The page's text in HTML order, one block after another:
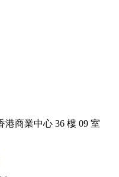
港商業中心 36 樓 09 室